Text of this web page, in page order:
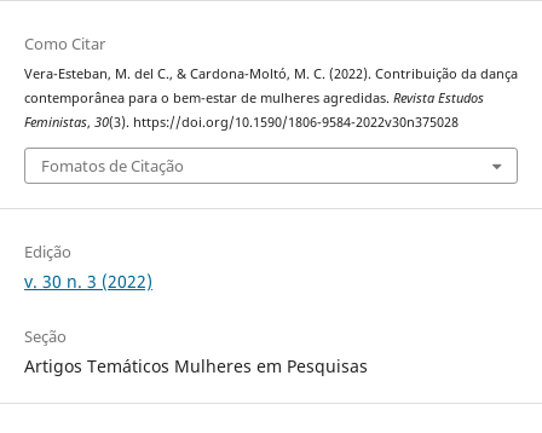
Como Citar
Vera-Esteban, M. del C., & Cardona-Moltó, M. C. (2022). Contribuição da dança
contemporânea para o bem-estar de mulheres agredidas. Revista Estudos
Feministas, 30(3). https://doi.org/10.1590/1806-9584-2022v30n375028
Fomatos de Citação
Edição
v. 30 n. 3 (2022)
Seção
Artigos Temáticos Mulheres em Pesquisas